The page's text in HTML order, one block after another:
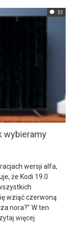
51
wybieramy
wersji alfa,
że Kodi 19.0
wziąć czerwoną
nora?” W ten
więcej